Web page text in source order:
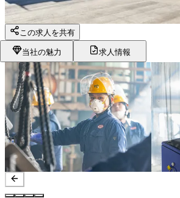
この求人を共有
当社の魅力 求人情報